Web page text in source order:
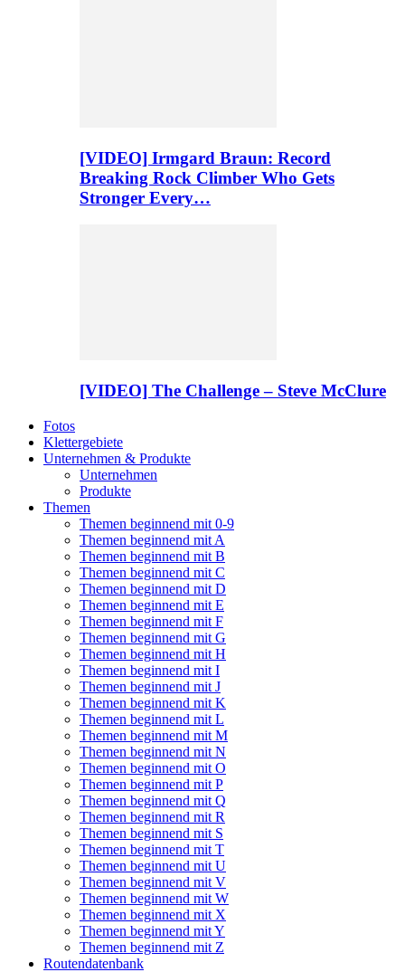
[VIDEO] Irmgard Braun: Record
Breaking Rock Climber Who Gets
Stronger Every…
[VIDEO] The Challenge – Steve McClure
Fotos
Klettergebiete
Unternehmen & Produkte
Unternehmen
Produkte
Themen
Themen beginnend mit 0-9
Themen beginnend mit A
Themen beginnend mit B
Themen beginnend mit C
Themen beginnend mit D
Themen beginnend mit E
Themen beginnend mit F
Themen beginnend mit G
Themen beginnend mit H
Themen beginnend mit I
Themen beginnend mit J
Themen beginnend mit K
Themen beginnend mit L
Themen beginnend mit M
Themen beginnend mit N
Themen beginnend mit O
Themen beginnend mit P
Themen beginnend mit Q
Themen beginnend mit R
Themen beginnend mit S
Themen beginnend mit T
Themen beginnend mit U
Themen beginnend mit V
Themen beginnend mit W
Themen beginnend mit X
Themen beginnend mit Y
Themen beginnend mit Z
Routendatenbank